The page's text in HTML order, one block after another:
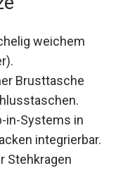
weichem
Brusttasche
in-Systems in